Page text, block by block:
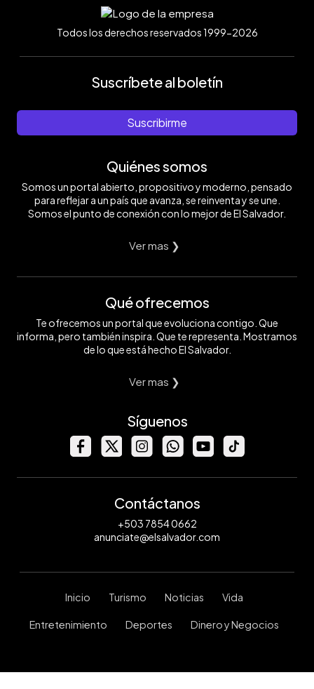
Todos los derechos reservados 1999-2026
Suscríbete al boletín
Suscribirme
Quiénes somos
Somos un portal abierto, propositivo y moderno, pensado
para reflejar a un país que avanza, se reinventa y se une.
Somos el punto de conexión con lo mejor de El Salvador.
Ver mas ❯
Qué ofrecemos
Te ofrecemos un portal que evoluciona contigo. Que
informa, pero también inspira. Que te representa. Mostramos
de lo que está hecho El Salvador.
Ver mas ❯
Síguenos
Contáctanos
+503 7854 0662
anunciate@elsalvador.com
Inicio Turismo Noticias Vida
Entretenimiento Deportes Dinero y Negocios